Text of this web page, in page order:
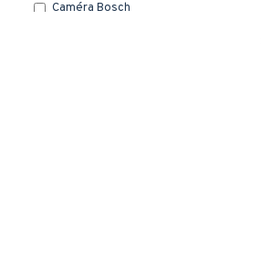
Caméra Bosch